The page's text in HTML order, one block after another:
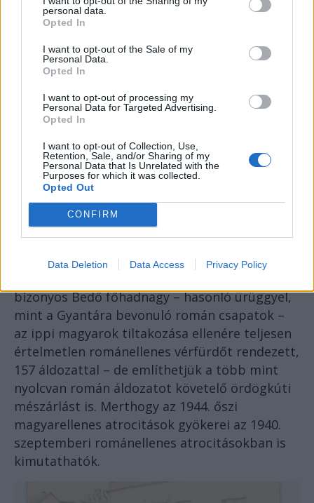
personal data.
Opted In
I want to opt-out of the Sale of my
Personal Data.
Opted In
I want to opt-out of processing my
Personal Data for Targeted Advertising.
Opted In
I want to opt-out of Collection, Use,
Retention, Sale, and/or Sharing of my
Personal Data that Is Unrelated with the
Purposes for which it was collected.
Opted Out
CONFIRM
Data Deletion Data Access Privacy Policy
Nem lenne korrekt azonban, ha
megfeledkeznénk arról, hogy az 1940 és '44
közti konfliktusos magyar–román viszonyt
magyar részről elkövetett bűnök is terhelték.
Benkő Levente szerint a gyantai események
kísértetiesen hasonlítottak a négy évvel
korábban a szilágysági Ippen történtekre, ahol
bizonyos Bedő főhadnagy – hasonló ürüggyel,
mint a Gyantára bevonuló román csapatok –
az ippi magyarok tiltakozása ellenére teljesen
értelmetlen románellenes vérfürdőt rendezett,
157 áldozattal – de említhetjük a több mint
nyolcvan román áldozatot követelő ördögkúti
mészárlást is. Merthogy az 1944. őszi
magyarellenes atrocitások gyökerei az 1940.
szeptemberi románellenes atrocitásokban is
kimutathatók.